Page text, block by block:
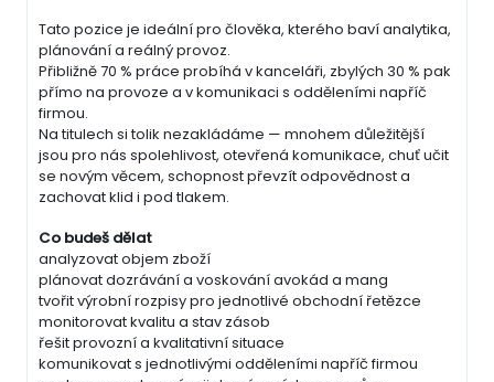
Tato pozice je ideální pro člověka, kterého baví analytika,
plánování a reálný provoz.
Přibližně 70 % práce probíhá v kanceláři, zbylých 30 % pak
přímo na provoze a v komunikaci s odděleními napříč
firmou.
Na titulech si tolik nezakládáme — mnohem důležitější
jsou pro nás spolehlivost, otevřená komunikace, chuť učit
se novým věcem, schopnost převzít odpovědnost a
zachovat klid i pod tlakem.
Co budeš dělat
analyzovat objem zboží
plánovat dozrávání a voskování avokád a mang
tvořit výrobní rozpisy pro jednotlivé obchodní řetězce
monitorovat kvalitu a stav zásob
řešit provozní a kvalitativní situace
komunikovat s jednotlivými odděleními napříč firmou